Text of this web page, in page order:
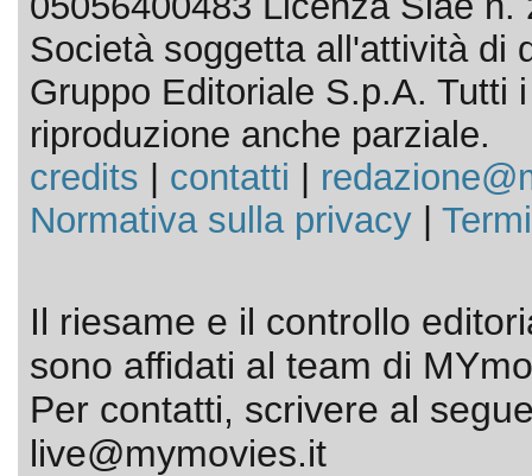
Società soggetta all'attività di
Gruppo Editoriale S.p.A. Tutti
riproduzione anche parziale.
credits
contatti
Normativa sulla privacy|
Il riesame e il controllo
sono affidati al team di
Per contatti, scrivere al
live@mymovies.it